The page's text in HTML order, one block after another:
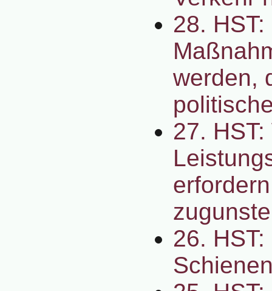
28.
werden,
27.
26.